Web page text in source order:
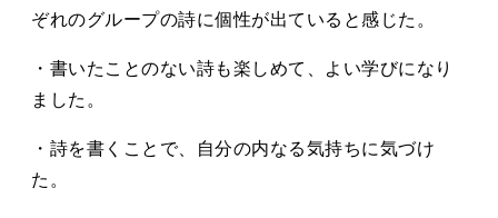
ぞれのグループの詩に個性が出ていると感じた。
・書いたことのない詩も楽しめて、よい学びになり
ました。
・詩を書くことで、自分の内なる気持ちに気づけ
た。